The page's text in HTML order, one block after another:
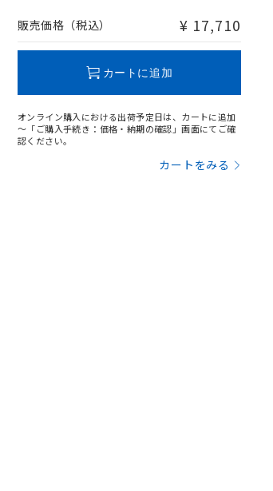
販売価格（税込） ¥ 17,710
カートに追加
オンライン購入における出荷予定日は、カートに追加
～「ご購入手続き：価格・納期の確認」画面にてご確
認ください。
カートをみる